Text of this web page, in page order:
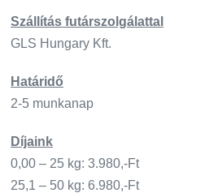
Szállítás futárszo lgálattal
GLS Hungary Kft.
Határidő
2-5 munkanap
Díjaink
0,00 – 25 kg: 3.980,-Ft
25,1 – 50 kg: 6.980,-Ft